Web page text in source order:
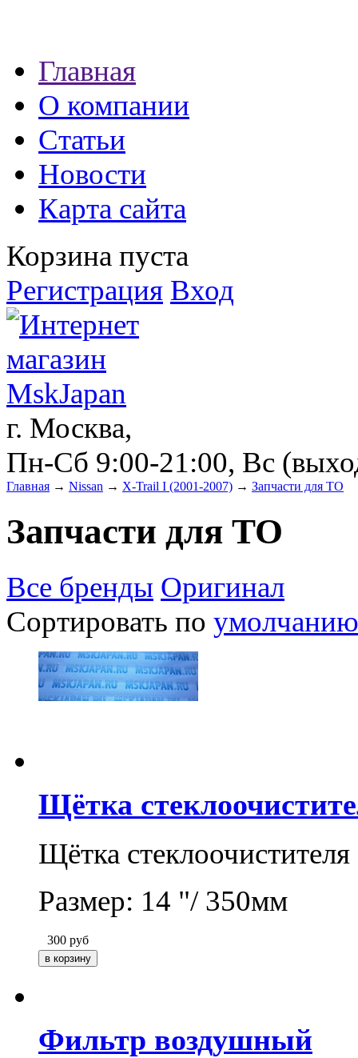
экспресс займы
Главная
О компании
Статьи
Новости
Карта сайта
Корзина пуста
Регистрация Вход
г. Москва,
Пн-Сб 9:00-21:00, Вс
Главная → Nissan → X-Trail I (2001-2007) → Запчасти для ТО
Запчасти для ТО
Все бренды Оригинал
Сортировать по умолчанию
Щётка
Щётка стеклоочистителя
Размер: 14 "/ 350мм
300 руб
Фильтр воздушный